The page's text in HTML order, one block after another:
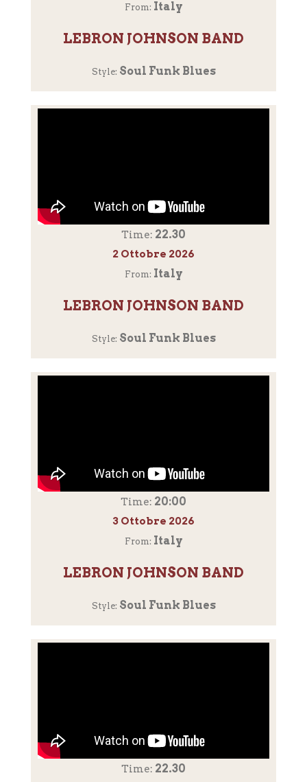
From: Italy
LEBRON JOHNSON BAND
Style: Soul Funk Blues
Time: 22.30
2 Ottobre 2026
From: Italy
LEBRON JOHNSON BAND
Style: Soul Funk Blues
Time: 20:00
3 Ottobre 2026
From: Italy
LEBRON JOHNSON BAND
Style: Soul Funk Blues
Time: 22.30